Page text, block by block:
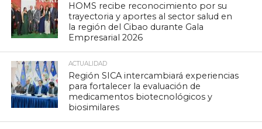
HOMS recibe reconocimiento por su
trayectoria y aportes al sector salud en
la región del Cibao durante Gala
Empresarial 2026
ACTUALIDAD
Región SICA intercambiará experiencias
para fortalecer la evaluación de
medicamentos biotecnológicos y
biosimilares